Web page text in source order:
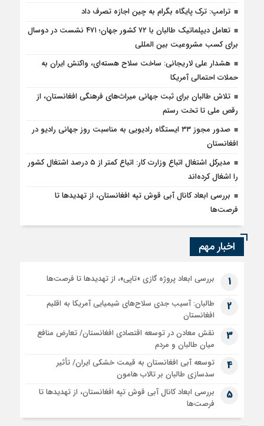
ترامپ: ترک پایگاه بگرام به چین اجازه تصرف داد
تعامل دیپلماتیک طالبان با ۷۲ کشور جهان؛ ۴۷۱ نشست در دوسال
برای کسب مشروعیت بین المللی
هشدار علی لاریجانی: ساخت سلاح هسته‌ای، واکنش ایران به
حملات احتمالی آمریکا
تلاش طالبان برای ثبت جهانی میراث‌های فرهنگی افغانستان، از
رقص ملی تا تخت رستم
صدور مجوز ۳۳ ایستگاه رادیویی به مناسبت روز جهانی رادیو در
افغانستان
مدیرکل اشتغال اتباع وزارت کار: اتباع کمتر از ۵ درصد اشتغال کشور
را اشغال کرده‌اند
بررسی ابعاد کانال آبی قوش تپه افغانستان، از تهدیدها تا
فرصت‌ها
اخبار مهم
1 بررسی ابعاد پروژه گازی «تاپی»، از تهدیدها تا فرصت‌ها
2
طالبان: آسیب جدی سلاح‌های شیمیایی آمریکا به اقلیم
افغانستان
3
نقش معادن در توسعه اقتصادی افغانستان/ تعارض منافع
میان طالبان و مردم
4
توسعه آبی افغانستان به قیمت خشکی ایران/ تأثیر
سدسازی طالبان بر تالاب هامون
5
بررسی ابعاد کانال آبی قوش تپه افغانستان، از تهدیدها تا
فرصت‌ها